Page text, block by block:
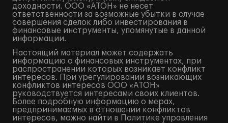
доходности. ООО «АТОН» не несет
ответственности за возможные убытки в случае
совершения сделок либо инвестирования в
финансовые инструменты, упомянутые в данной
информации.
Настоящий материал может содержать
информацию о финансовых инструментах, при
распространении которых возникает конфликт
интересов. При урегулировании возникающих
конфликтов интересов ООО «АТОН»
руководствуется интересами своих клиентов.
Более подробную информацию о мерах,
предпринимаемых в отношении конфликтов
интересов, можно найти в Политике управления